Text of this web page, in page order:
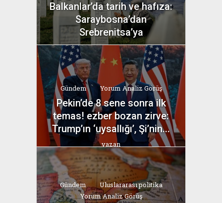
Balkanlar’da tarih ve hafıza:
Saraybosna’dan
Srebrenitsa’ya
yazan
Bahri Ak
Gündem Yorum Analiz Görüş
Pekin’de 8 sene sonra ilk
temas! ezber bozan zirve:
Trump’ın ‘uysallığı’, Şi’nin...
yazan
Bahri Ak
Gündem
Uluslararası politika
Yorum Analiz Görüş